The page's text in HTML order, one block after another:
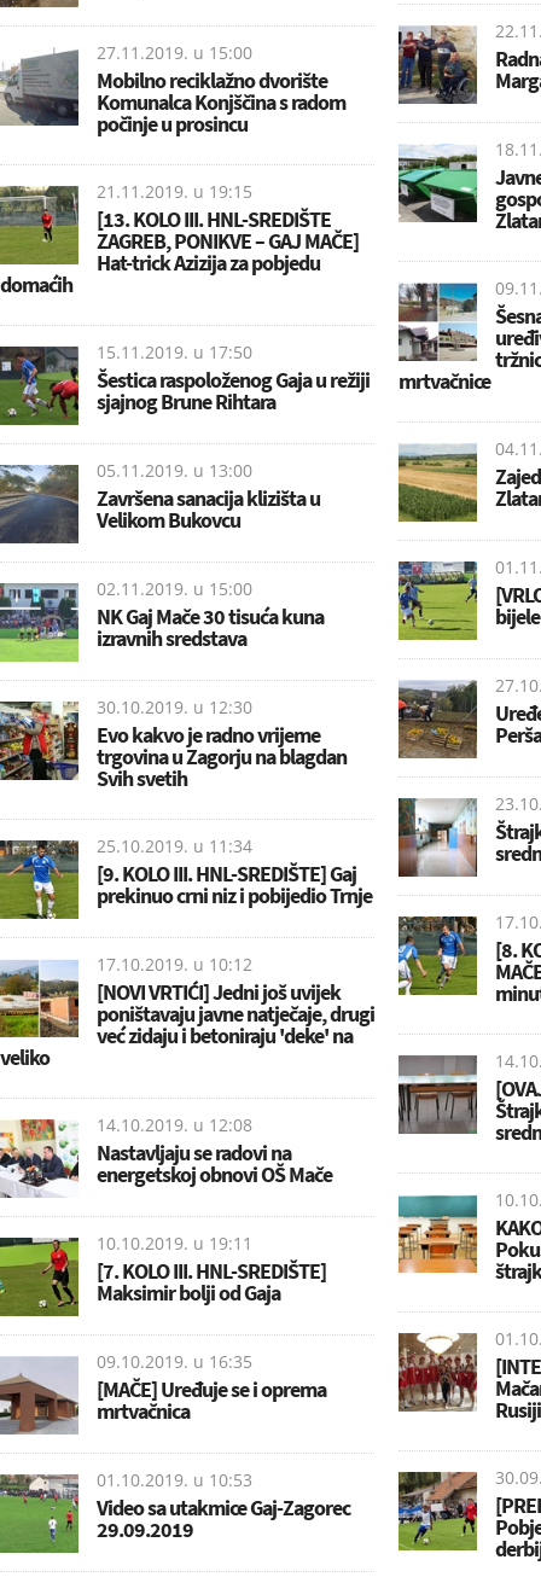
27.11.2019. u 15:00
Mobilno reciklažno dvorište
Komunalca Konjščina s radom
počinje u prosincu
21.11.2019. u 19:15
[13. KOLO III. HNL-SREDIŠTE
ZAGREB, PONIKVE – GAJ MAČE]
Hat-trick Azizija za pobjedu
domaćih
15.11.2019. u 17:50
Šestica raspoloženog Gaja u režiji
sjajnog Brune Rihtara
05.11.2019. u 13:00
Završena sanacija klizišta u
Velikom Bukovcu
02.11.2019. u 15:00
NK Gaj Mače 30 tisuća kuna
izravnih sredstava
30.10.2019. u 12:30
Evo kakvo je radno vrijeme
trgovina u Zagorju na blagdan
Svih svetih
25.10.2019. u 11:34
[9. KOLO III. HNL-SREDIŠTE] Gaj
prekinuo crni niz i pobijedio Trnje
17.10.2019. u 10:12
[NOVI VRTIĆI] Jedni još uvijek
poništavaju javne natječaje, drugi
već zidaju i betoniraju 'deke' na
veliko
14.10.2019. u 12:08
Nastavljaju se radovi na
energetskoj obnovi OŠ Mače
10.10.2019. u 19:11
[7. KOLO III. HNL-SREDIŠTE]
Maksimir bolji od Gaja
09.10.2019. u 16:35
[MAČE] Uređuje se i oprema
mrtvačnica
01.10.2019. u 10:53
Video sa utakmice Gaj-Zagorec
29.09.2019
mrtvačnice
[8.